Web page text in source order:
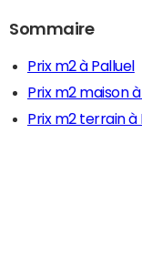
Sommaire
Prix m2 à Palluel
Prix m2 maison à
Prix m2 terrain à